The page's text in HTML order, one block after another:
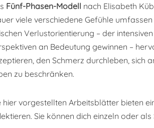
Fünf-Phasen-Modell nach Elisabeth
viele verschiedene Gefühle
Verlustorientierung – der
an Bedeutung gewinnen –
den Schmerz durchleben, sich
zu beschränken.
hier vorgestellten Arbeitsblätter bieten
Sie können dich einzeln oder